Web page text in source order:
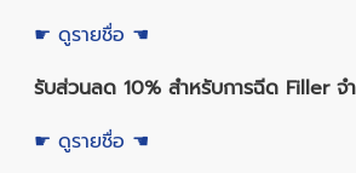
☛ ดูรายชื่อ ☚
รับส่วนลด 10% สำหรับการฉีด Filler จ
☛ ดูรายชื่อ ☚